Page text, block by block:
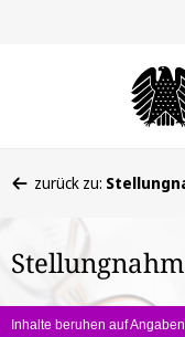
befinden
hier:
zurück zu:
Inhalte beruhen auf